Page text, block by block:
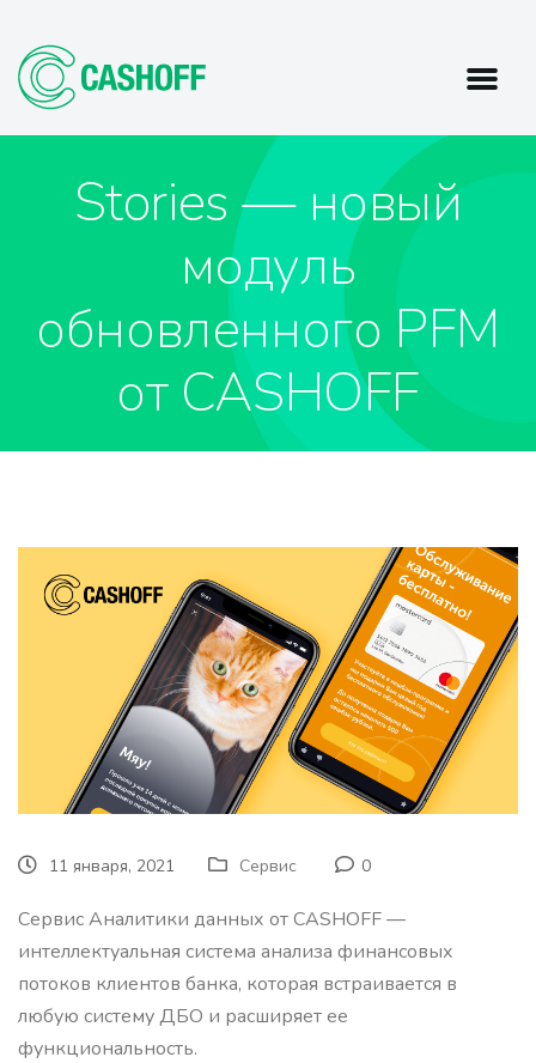
Stories — новый
модуль
обновленного PFM
от CASHOFF
11 января, 2021 Сервис 0
Сервис Аналитики данных от CASHOFF —
интеллектуальная система анализа финансовых
потоков клиентов банка, которая встраивается в
любую систему ДБО и расширяет ее
функциональность.